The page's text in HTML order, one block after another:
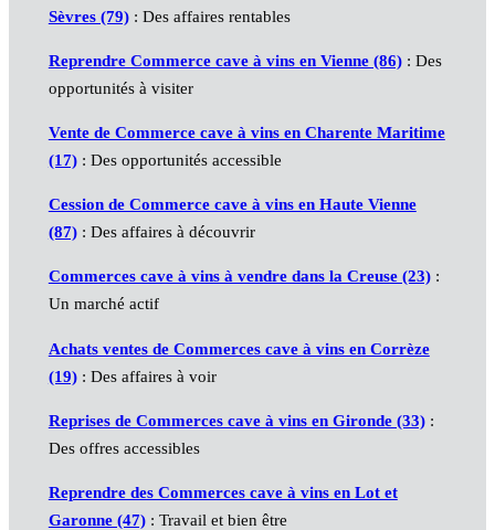
Sèvres (79): Des affaires rentables
Reprendre Commerce cave à vins en Vienne (86): Des
opportunités à visiter
Vente de Commerce cave à vins en Charente Maritime
(17): Des opportunités accessible
Cession de Commerce cave à vins en Haute Vienne
(87): Des affaires à découvrir
Commerces cave à vins à vendre dans la Creuse (23):
Un marché actif
Achats ventes de Commerces cave à vins en Corrèze
(19): Des affaires à voir
Reprises de Commerces cave à vins en Gironde (33):
Des offres accessibles
Reprendre des Commerces cave à vins en Lot et
Garonne (47): Travail et bien être